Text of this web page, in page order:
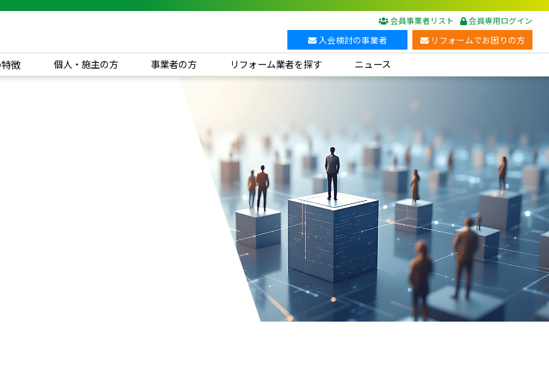
会員事業者リスト 会員専用ログイン
入会検討の事業者 リフォームでお困りの方
徴 個人・施主の方 事業者の方 リフォーム業者を探す ニュース